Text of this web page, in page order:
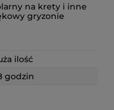
na krety i inne
gryzonie
ilość
godzin